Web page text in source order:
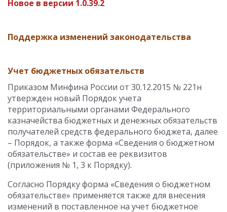
Новое в версии 1.0.39.2
Поддержка изменений законодательства
Учет бюджетных обязательств
Приказом Минфина России от 30.12.2015 № 221н
утвержден новый Порядок учета
территориальными органами Федерального
казначейства бюджетных и денежных обязательств
получателей средств федерального бюджета, далее
– Порядок, а также форма «Сведения о бюджетном
обязательстве» и состав ее реквизитов
(приложения № 1, 3 к Порядку).
Согласно Порядку форма «Сведения о бюджетном
обязательстве» применяется также для внесения
изменений в поставленное на учет бюджетное